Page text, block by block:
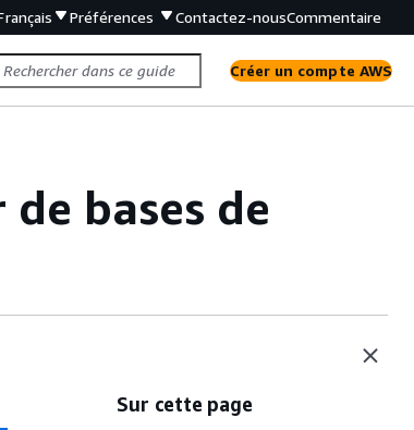
Préférences Contactez-nousCommentaire
Créer un compte AWS
bases de
Sur cette page